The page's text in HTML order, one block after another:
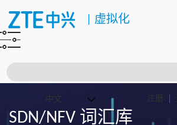
虚拟化
注册
SDN/NFV 词汇库